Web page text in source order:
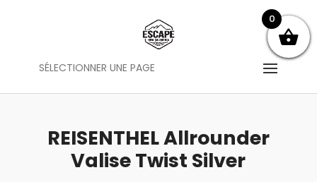
SÉLECTIONNER UNE PAGE
REISENTHEL Allrounder
Valise Twist Silver
0